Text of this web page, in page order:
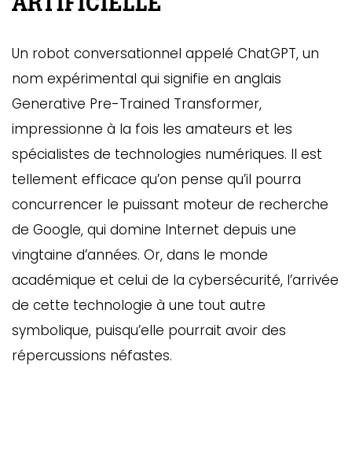
Un robot conversationnel appelé ChatGPT, un
nom expérimental qui signifie en anglais
Generative Pre-Trained Transformer,
impressionne à la fois les amateurs et les
spécialistes de technologies numériques. Il est
tellement efficace qu’on pense qu’il pourra
concurrencer le puissant moteur de recherche
de Google, qui domine Internet depuis une
vingtaine d’années. Or, dans le monde
académique et celui de la cybersécurité, l’arrivée
de cette technologie à une tout autre
symbolique, puisqu’elle pourrait avoir des
répercussions néfastes.